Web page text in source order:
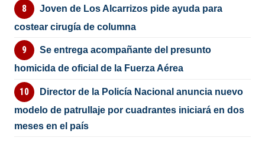
Joven de Los Alcarrizos pide ayuda para
costear cirugía de columna
Se entrega acompañante del presunto
homicida de oficial de la Fuerza Aérea
Director de la Policía Nacional anuncia nuevo
modelo de patrullaje por cuadrantes iniciará en dos
meses en el país